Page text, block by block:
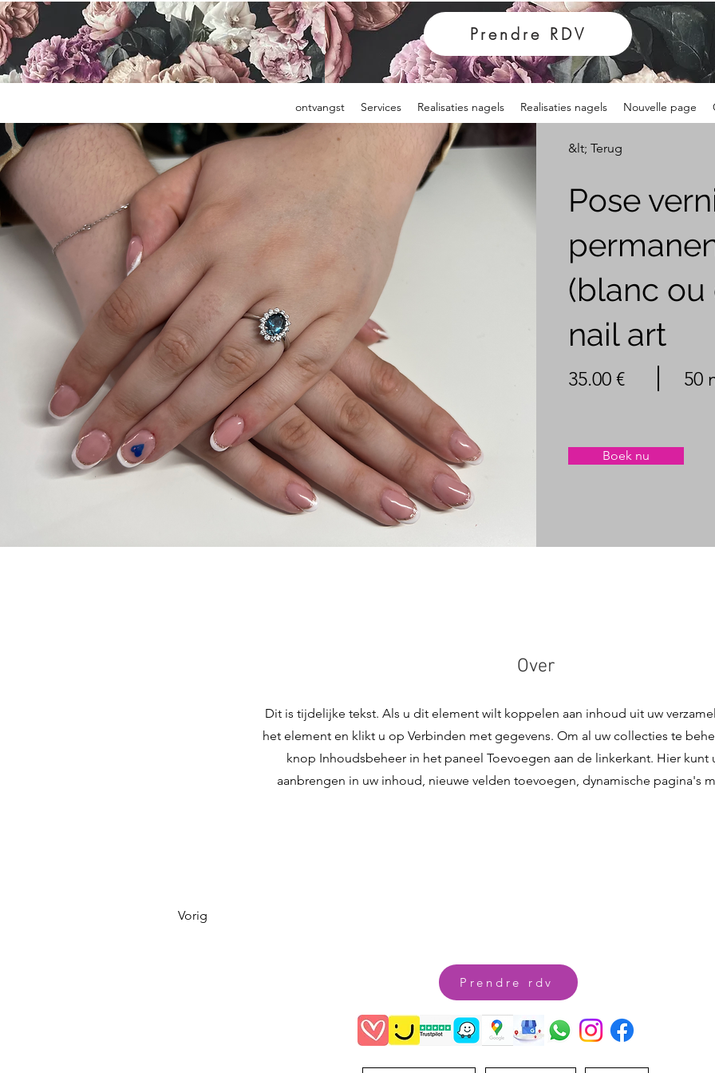
Prendre RDV
ontvangst Services Realisaties nagels Realisaties nagels Nouvelle page
&lt; Terug
Pose
(blanc ou
nail art
35.00 € 50
Boek nu
Over
Dit is tijdelijke tekst. Als u dit element wilt koppelen aan inhoud uit uw
het element en klikt u op Verbinden met gegevens. Om al uw collecties te
knop Inhoudsbeheer in het paneel Toevoegen aan de linkerkant. Hier kunt
aanbrengen in uw inhoud, nieuwe velden toevoegen, dynamische pagina's
Vorig
Prendre rdv